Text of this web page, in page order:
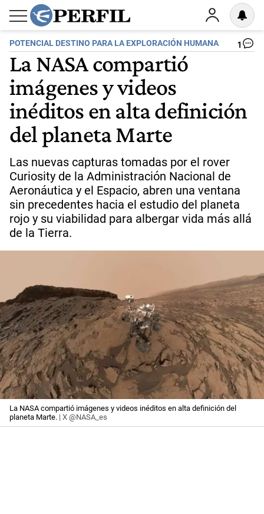
POTENCIAL DESTINO PARA LA EXPLORACIÓN HUMANA 1
La NASA compartió
imágenes y videos
inéditos en alta definición
del planeta Marte
Las nuevas capturas tomadas por el rover
Curiosity de la Administración Nacional de
Aeronáutica y el Espacio, abren una ventana
sin precedentes hacia el estudio del planeta
rojo y su viabilidad para albergar vida más allá
de la Tierra.
La NASA compartió imágenes y videos inéditos en alta definición del
planeta Marte. | X @NASA_es